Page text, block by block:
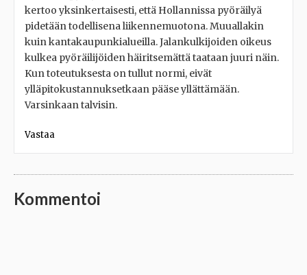
kertoo yksinkertaisesti, että Hollannissa pyöräilyä
pidetään todellisena liikennemuotona. Muuallakin
kuin kantakaupunkialueilla. Jalankulkijoiden oikeus
kulkea pyöräilijöiden häiritsemättä taataan juuri näin.
Kun toteutuksesta on tullut normi, eivät
ylläpitokustannuksetkaan pääse yllättämään.
Varsinkaan talvisin.
Vastaa
Kommentoi